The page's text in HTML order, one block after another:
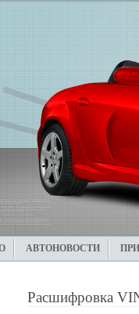
АВТОНОВОСТИ
Расшифровка